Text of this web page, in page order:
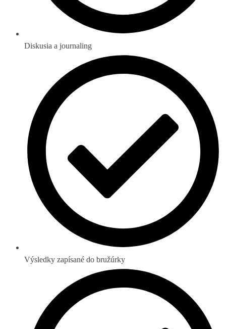
Diskusia a journaling
Výsledky zapísané do bružúrky